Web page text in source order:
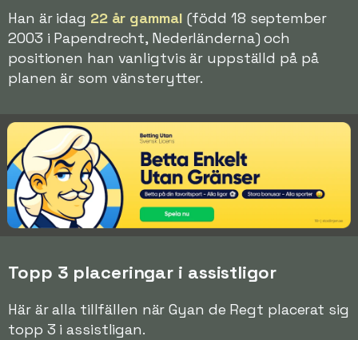
Han är idag 22 år gammal (född 18 september
2003 i Papendrecht, Nederländerna) och
positionen han vanligtvis är uppställd på på
planen är som vänsterytter.
Topp 3 placeringar i assistligor
Här är alla tillfällen när Gyan de Regt placerat sig
topp 3 i assistligan.